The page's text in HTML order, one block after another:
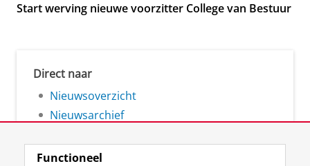
Start werving nieuwe voorzitter College van Bestuur
Direct naar
Nieuwsoverzicht
Nieuwsarchief
Functioneel